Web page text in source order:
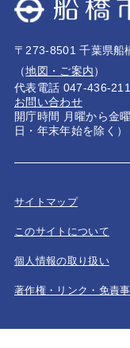
〒273-8501 千葉県船
（地図・ご案内）
代表電話 047-436-
お問い合わせ
開庁時間 月曜から金
日・年末年始を除く）
サイトマップ
このサイトについて
個人情報の取り扱い
著作権・リンク・免責